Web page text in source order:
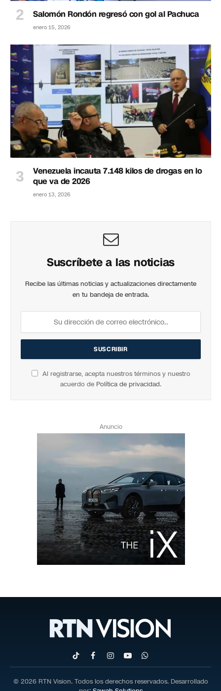
Salomón Rondón regresó con gol al Pachuca
enero 15, 2026
Venezuela incauta 7.148 kilos de drogas en lo
que va de 2026
enero 13, 2026
Suscríbete a las noticias
Recibe las últimas noticias y actualizaciones directamente
en tu bandeja de entrada.
Al registrarse, acepta nuestros términos y nuestro
acuerdo de Política de privacidad.
Anuncio
TikTokFacebookInstagram
YouTubeWhatsApp
© 2026 RTN Vision. Todos los derechos reservados. Desarrollado